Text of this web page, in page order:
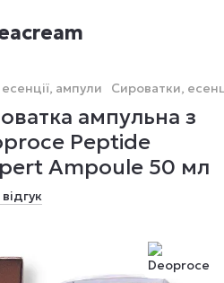
ампули Сироватки,
ампульна з
Peptide
Ampoule 50 мл